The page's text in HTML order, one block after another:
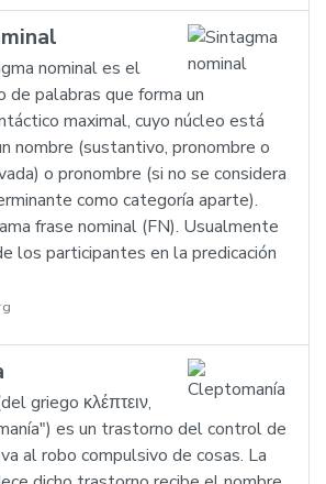
nominal es el
de palabras que forma un
maximal, cuyo núcleo está
nombre (sustantivo, pronombre o
o pronombre (si no se considera
como categoría aparte).
frase nominal (FN). Usualmente
los participantes en la predicación
griego κλέπτειν,
es un trastorno del control de
al robo compulsivo de cosas. La